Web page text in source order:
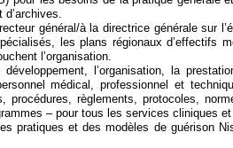
d’archives.
général/à la directrice générale sur
les plans régionaux d’effectifs
l’organisation.
l’organisation, la
médical, professionnel et
procédures, règlements, protocoles,
– pour tous les services cliniques
pratiques et des modèles de guérison